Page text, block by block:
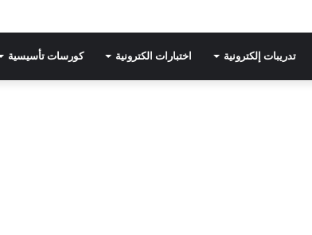
تدريبات إلكترونية اختبارات الكترونية كورسات تأسيسية